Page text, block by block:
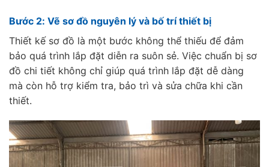
Bước 2: Vẽ sơ đồ nguyên lý và bố trí thiết bị
Thiết kế sơ đồ là một bước không thể thiếu để đảm
bảo quá trình lắp đặt diễn ra suôn sẻ. Việc chuẩn bị sơ
đồ chi tiết không chỉ giúp quá trình lắp đặt dễ dàng
mà còn hỗ trợ kiểm tra, bảo trì và sửa chữa khi cần
thiết.